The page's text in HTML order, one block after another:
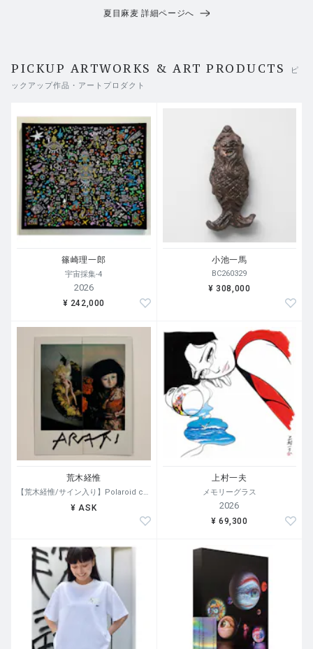
夏目麻麦 詳細ページへ
PICKUP ARTWORKS & ART PRODUCTS
ピ
ックアップ作品・アートプロダクト
篠崎理一郎
宇宙採集-4
2026
¥ 242,000
小池一馬
BC260329
¥ 308,000
荒木経惟
【荒木経惟/サイン入り】Polaroid collage
¥ ASK
上村一夫
メモリーグラス
2026
¥ 69,300